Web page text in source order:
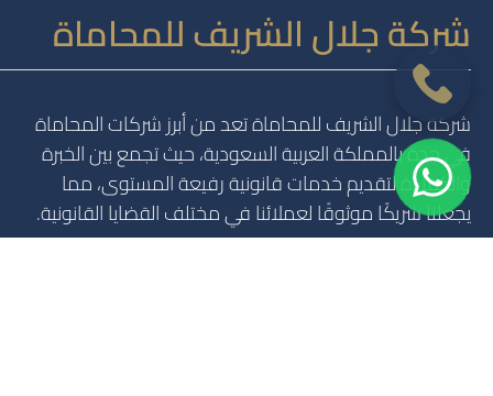
شركة جلال الشريف للمحاماة
شركة جلال الشريف للمحاماة تعد من أبرز شركات المحاماة
في جدة بالمملكة العربية السعودية، حيث تجمع بين الخبرة
والكفاءة لتقديم خدمات قانونية رفيعة المستوى، مما
يجعلنا شريكًا موثوقًا لعملائنا في مختلف القضايا القانونية.